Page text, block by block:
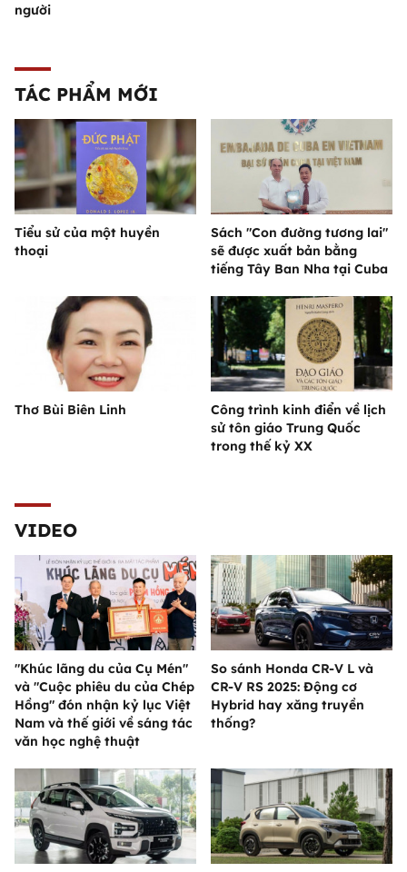
người
TÁC PHẨM MỚI
Tiểu sử của một huyền
thoại
Sách "Con đường tương lai"
sẽ được xuất bản bằng
tiếng Tây Ban Nha tại Cuba
Thơ Bùi Biên Linh
Công trình kinh điển về lịch
sử tôn giáo Trung Quốc
trong thế kỷ XX
VIDEO
"Khúc lãng du của Cụ Mén"
và "Cuộc phiêu du của Chép
Hồng" đón nhận kỷ lục Việt
Nam và thế giới về sáng tác
văn học nghệ thuật
So sánh Honda CR-V L và
CR-V RS 2025: Động cơ
Hybrid hay xăng truyền
thống?